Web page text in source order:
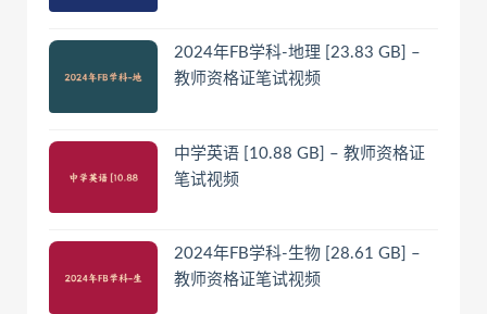
2024年FB学科-地理 [23.83 GB] –
教师资格证笔试视频
中学英语 [10.88 GB] – 教师资格证
笔试视频
2024年FB学科-生物 [28.61 GB] –
教师资格证笔试视频